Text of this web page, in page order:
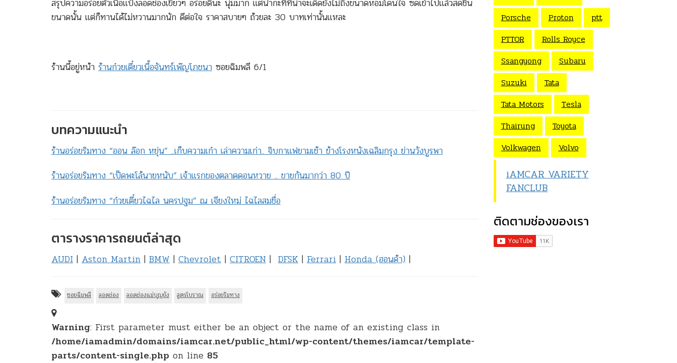
สรุปความอร่อยตัวเนื้อแป้งลอดช่องเขียวๆ อร่อยดีนะ นุ่มมาก แต่น้ำกะทิที่น่าจะเด็ดยังไม่ถึงขนาดหอมโดนใจ ซดเข้าไปแล้วสดชื่น
ขนาดนั้น แต่ก็ทานได้ไม่หวานมากนัก ดีต่อใจ ราคาสบายๆ ถ้วยละ 30 บาทเท่านั้นแหละ
ร้านนี้อยู่หน้า ร้านก๋วยเตี๋ยวเนื้อจันทร์เพ๊ญโภชนา ซอยฉิมพลี 6/1
บทความแนะนำ
ร้านอร่อยริมทาง “ออน ล๊อก หยุ่น” ..เก็บความเก๋า เล่าความเก่า.. จิบกาแฟยามเช้า ข้างโรงหนังเฉลิมกรุง ย่านวังบูรพา
ร้านอร่อยริมทาง “เป็ดพะโล้นายหนับ” เจ้าแรกของตลาดดอนหวาย .. ขายกันมากว่า 80 ปี
ร้านอร่อยริมทาง “ก๋วยเตี๋ยวไฉไล นครปฐม” ณ เจียงใหม่ ไฉไลสมชื่อ
ตารางราคารถยนต์ล่าสุด
AUDI | Aston Martin | BMW | Chevrolet | CITROEN | DFSK | Ferrari | Honda (ฮอนด้า) |
ซอยฉิมพลี ลอดช่อง ลอดช่องแม่บุญยัง สูตรโบราณ อร่อยริมทาง
Warning: First parameter must either be an object or the name of an existing class in
/home/iamadmin/domains/iamcar.net/public_html/wp-content/themes/iamcar/template-
parts/content-single.php on line 85
Porsche
Proton
ptt
PTTOR
Rolls Royce
Ssangyong
Subaru
Suzuki
Tata
Tata Motors
Tesla
Thairung
Toyota
Volkwagen
Volvo
iAMCAR VARIETY
FANCLUB
ติดตามช่องของเรา